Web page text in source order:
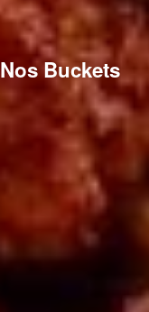
Nos Buckets